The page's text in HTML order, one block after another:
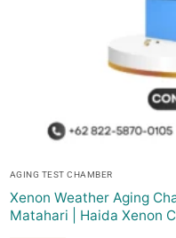
AGING TEST CHAMBER
Xenon Weather Aging
Matahari | Haida Xenon